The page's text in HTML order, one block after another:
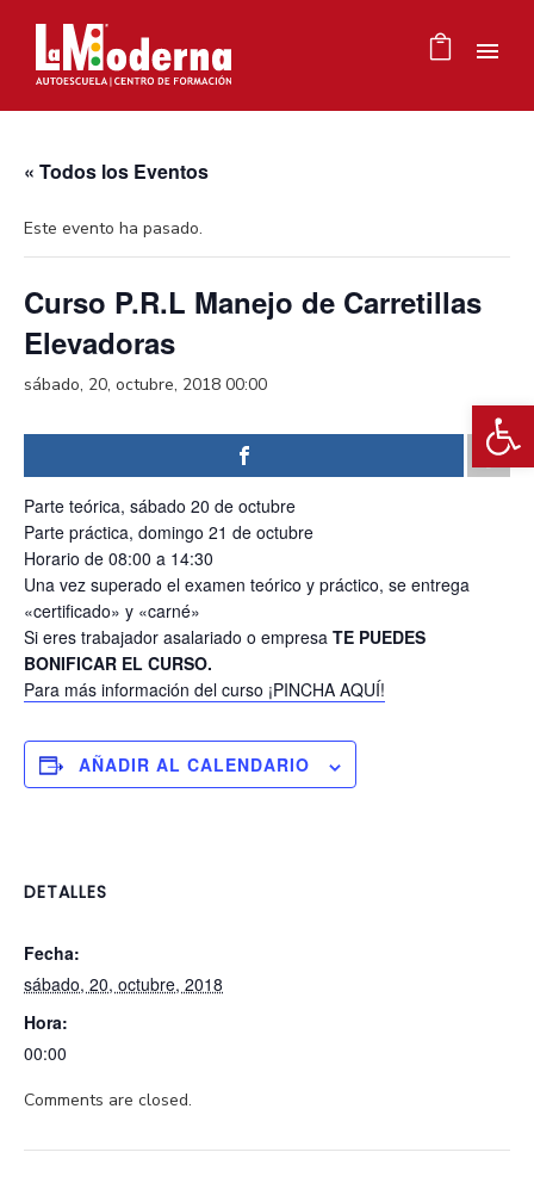
« Todos los Eventos
Este evento ha pasado.
Curso P.R.L Manejo de Carretillas
Elevadoras
sábado, 20, octubre, 2018 00:00
Parte teórica, sábado 20 de octubre
Parte práctica, domingo 21 de octubre
Horario de 08:00 a 14:30
Una vez superado el examen teórico y práctico, se entrega
«certificado» y «carné»
Si eres trabajador asalariado o empresa TE PUEDES
BONIFICAR EL CURSO.
Para más información del curso ¡PINCHA AQUÍ!
AÑADIR AL CALENDARIO
DETALLES
Fecha:
sábado, 20, octubre, 2018
Hora:
00:00
Comments are closed.